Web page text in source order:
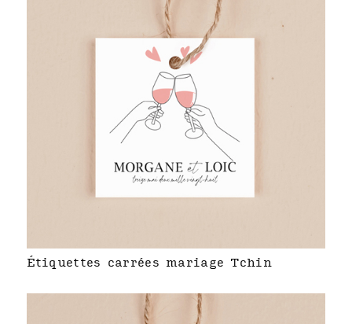
Étiquettes carrées mariage Tchin